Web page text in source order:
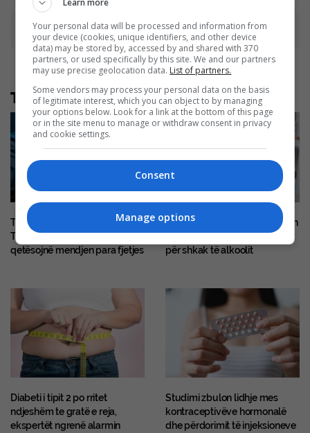
Advertisement
Të tjera nga rubrika
Të lodhur, por pa gjumë?
Teknikat që mund ta
qetësojnë mendjen para fjetjes
Injeksionet për dobësim lidhen
me uljen e shtrimeve në spital
për shkak të alkoolit
Diabeti i tipit 2 po rritet
ndjeshëm te gratë e reja,
ekspertët ngrenë alarmin
Studimi zbulon lidhje mes
kontraceptivëve hormonalë
dhe përdorimit të injeksioneve
Learn more
Your personal data will be processed and information from
your device (cookies, unique identifiers, and other device
data) may be stored by, accessed by and shared with 370
partners, or used specifically by this site. We and our partners
may use precise geolocation data. List of partners.
Some vendors may process your personal data on the basis
of legitimate interest, which you can object to by managing
your options below. Look for a link at the bottom of this page
or in the site menu to manage or withdraw consent in privacy
and cookie settings.
Consent
Manage options